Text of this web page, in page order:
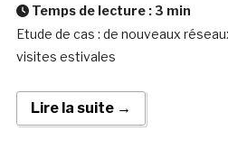
Temps de lecture : 3 min
Etude de cas : de nouveaux
visites estivales
Lire la suite →